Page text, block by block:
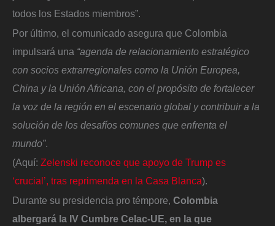
todos los Estados miembros”.
Por último, el comunicado asegura que Colombia
impulsará una “agenda de relacionamiento estratégico
con socios extrarregionales como la Unión Europea,
China y la Unión Africana, con el propósito de fortalecer
la voz de la región en el escenario global y contribuir a la
solución de los desafíos comunes que enfrenta el
mundo”.
(Aquí: Zelenski reconoce que apoyo de Trump es
‘crucial’, tras reprimenda en la Casa Blanca).
Durante su presidencia pro témpore, Colombia
albergará la IV Cumbre Celac-UE, en la que